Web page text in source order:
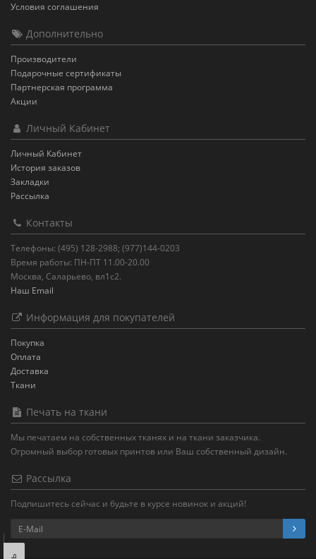
Условия соглашения
Дополнительно
Производители
Подарочные сертификаты
Партнерская программа
Акции
Личный Кабинет
Личный Кабинет
История заказов
Закладки
Рассылка
Контакты
Телефоны: (495) 128-2988; (977)144-0203
Время работы: ПН-ПТ 11.00-20.00
Москва, Саларьево, вл1с2.
Наш Email
Информация для покупателей
Покупка
Оплата
Доставка
Ткани
Печать на ткани
Мы печатаем на собственных тканях и на ткани заказчика.
Огромный выбор готовых принтов или Ваш собственный дизайн.
Рассылка
Подпишитесь сейчас и будьте в курсе новинок и акций!